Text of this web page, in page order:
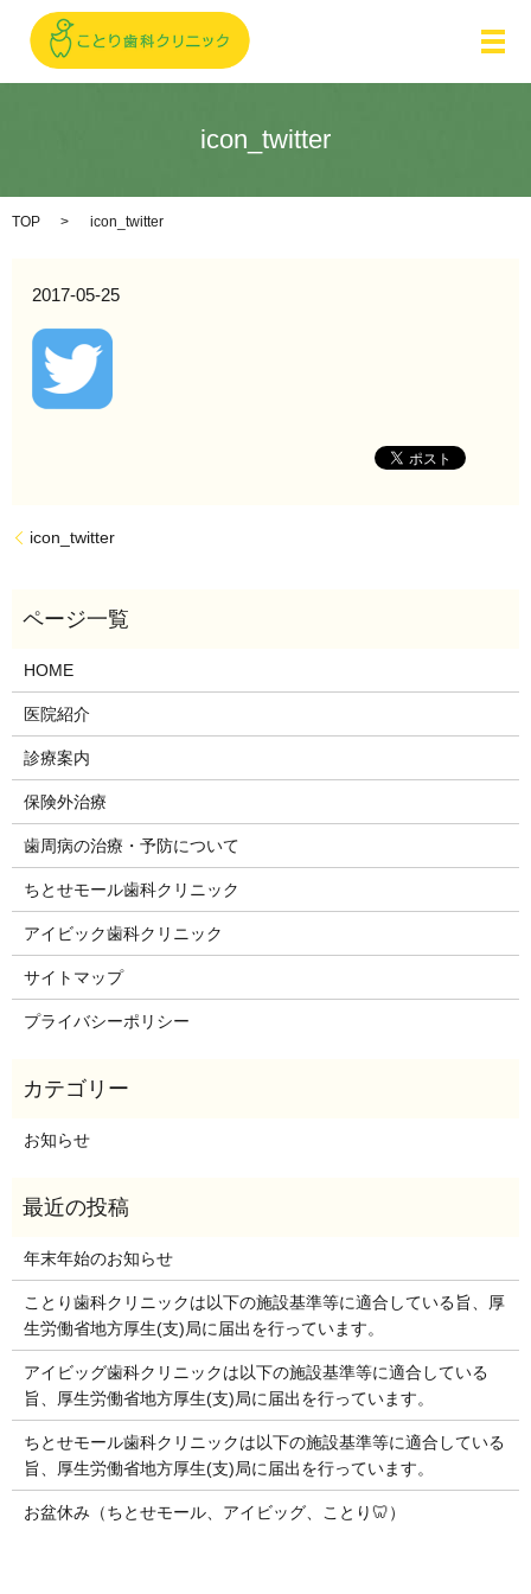
メ
icon_twitter
TOP icon_twitter
2017-05-25
icon_twitter
HOME
医院紹介
診療案内
保険外治療
歯周病の治療・予防について
ちとせモール歯科クリニック
アイビック歯科クリニック
サイトマップ
プライバシーポリシー
お知らせ
年末年始のお知らせ
ことり歯科クリニックは以下の施設基準等に適合している旨、厚
生労働省地方厚生(支)局に届出を行っています。
アイビッグ歯科クリニックは以下の施設基準等に適合している
旨、厚生労働省地方厚生(支)局に届出を行っています。
ちとせモール歯科クリニックは以下の施設基準等に適合している
旨、厚生労働省地方厚生(支)局に届出を行っています。
お盆休み（ちとせモール、アイビッグ、ことり🦷）